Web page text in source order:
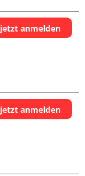
jetzt anmelden
jetzt anmelden